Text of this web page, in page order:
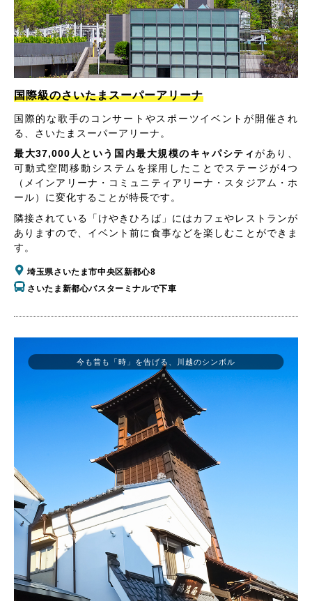
国際級のさいたまスーパーアリーナ
国際的な歌手のコンサートやスポーツイベントが開催され
る、さいたまスーパーアリーナ。
最大37,000人という国内最大規模のキャパシティがあり、
可動式空間移動システムを採用したことでステージが4つ
（メインアリーナ・コミュニティアリーナ・スタジアム・ホ
ール）に変化することが特長です。
隣接されている「けやきひろば」にはカフェやレストランが
ありますので、イベント前に食事などを楽しむことができま
す。
埼玉県さいたま市中央区新都心8
さいたま新都心バスターミナルで下車
今も昔も「時」を告げる、川越のシンボル